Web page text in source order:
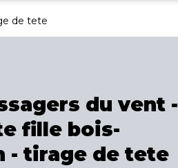
de tete
du vent -
fille bois-
- tirage de tete